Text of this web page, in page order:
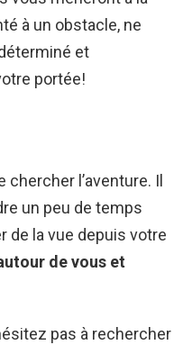
à un obstacle, ne
et
portée!
chercher l’aventure. Il
un peu de temps
de la vue depuis votre
de vous et
pas à rechercher